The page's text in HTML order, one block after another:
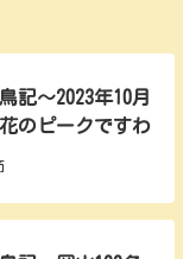
記～2023年10月
のピークですわ